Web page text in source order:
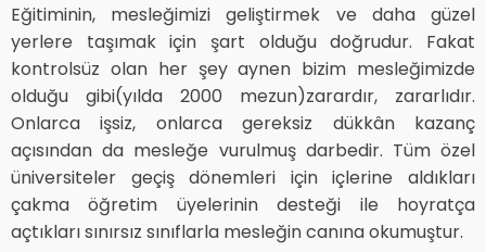
Eğitiminin, mesleğimizi geliştirmek ve daha güzel
yerlere taşımak için şart olduğu doğrudur. Fakat
kontrolsüz olan her şey aynen bizim mesleğimizde
olduğu gibi(yılda 2000 mezun)zarardır, zararlıdır.
Onlarca işsiz, onlarca gereksiz dükkân kazanç
açısından da mesleğe vurulmuş darbedir. Tüm özel
üniversiteler geçiş dönemleri için içlerine aldıkları
çakma öğretim üyelerinin desteği ile hoyratça
açtıkları sınırsız sınıflarla mesleğin canına okumuştur.